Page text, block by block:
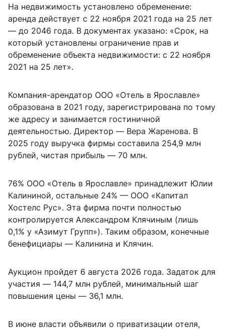
На недвижимость установлено обременение:
аренда действует с 22 ноября 2021 года на 25 лет
— до 2046 года. В документах указано: «Срок, на
который установлены ограничение прав и
обременение объекта недвижимости: с 22 ноября
2021 на 25 лет».
Компания-арендатор ООО «Отель в Ярославле»
образована в 2021 году, зарегистрирована по тому
же адресу и занимается гостиничной
деятельностью. Директор — Вера Жаренова. В
2025 году выручка фирмы составила 254,9 млн
рублей, чистая прибыль — 70 млн.
76% ООО «Отель в Ярославле» принадлежит Юлии
Калининой, остальные 24% — ООО «Капитал
Хостелс Рус». Эта фирма почти полностью
контролируется Александром Клячиным (лишь
0,1% у «Азимут Групп»). Таким образом, конечные
бенефициары — Калинина и Клячин.
Аукцион пройдет 6 августа 2026 года. Задаток для
участия — 144,7 млн рублей, минимальный шаг
повышения цены — 36,1 млн.
В июне власти объявили о приватизации отеля,